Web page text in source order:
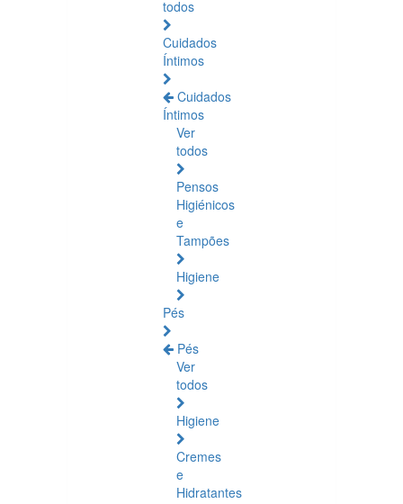
todos
Cuidados
Íntimos
Cuidados
Íntimos
Ver
todos
Pensos
Higiénicos
e
Tampões
Higiene
Pés
Pés
Ver
todos
Higiene
Cremes
e
Hidratantes